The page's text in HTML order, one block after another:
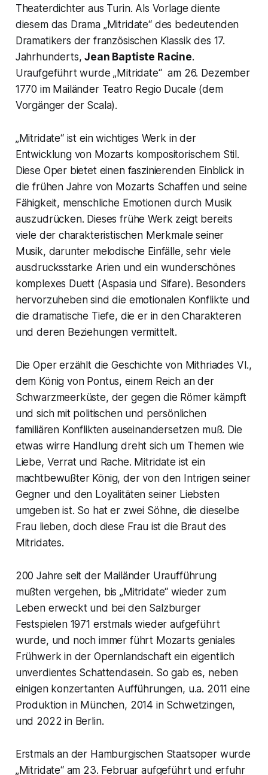
Theaterdichter aus Turin. Als Vorlage diente
diesem das Drama „Mitridate“ des bedeutenden
Dramatikers der französischen Klassik des 17.
Jahrhunderts,Jean Baptiste Racine.
Uraufgeführt wurde „Mitridate“ am 26. Dezember
1770 im Mailänder Teatro Regio Ducale (dem
Vorgänger der Scala).
„Mitridate“ ist ein wichtiges Werk in der
Entwicklung von Mozarts kompositorischem Stil.
Diese Oper bietet einen faszinierenden Einblick in
die frühen Jahre von Mozarts Schaffen und seine
Fähigkeit, menschliche Emotionen durch Musik
auszudrücken. Dieses frühe Werk zeigt bereits
viele der charakteristischen Merkmale seiner
Musik, darunter melodische Einfälle, sehr viele
ausdrucksstarke Arien und ein wunderschönes
komplexes Duett (Aspasia und Sifare). Besonders
hervorzuheben sind die emotionalen Konflikte und
die dramatische Tiefe, die er in den Charakteren
und deren Beziehungen vermittelt.
Die Oper erzählt die Geschichte von Mithriades VI.,
dem König von Pontus, einem Reich an der
Schwarzmeerküste, der gegen die Römer kämpft
und sich mit politischen und persönlichen
familiären Konflikten auseinandersetzen muß. Die
etwas wirre Handlung dreht sich um Themen wie
Liebe, Verrat und Rache. Mitridate ist ein
machtbewußter König, der von den Intrigen seiner
Gegner und den Loyalitäten seiner Liebsten
umgeben ist. So hat er zwei Söhne, die dieselbe
Frau lieben, doch diese Frau ist die Braut des
Mitridates.
200 Jahre seit der Mailänder Uraufführung
mußten vergehen, bis „Mitridate“ wieder zum
Leben erweckt und bei den Salzburger
Festspielen 1971 erstmals wieder aufgeführt
wurde, und noch immer führt Mozarts geniales
Frühwerk in der Opernlandschaft ein eigentlich
unverdientes Schattendasein. So gab es, neben
einigen konzertanten Aufführungen, u.a. 2011 eine
Produktion in München, 2014 in Schwetzingen,
und 2022 in Berlin.
Erstmals an der Hamburgischen Staatsoper wurde
„Mitridate“ am 23. Februar aufgeführt und erfuhr